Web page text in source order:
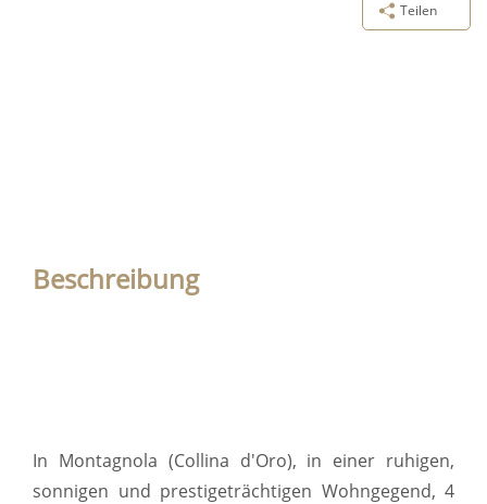
Teilen
Beschreibung
In Montagnola (Collina d'Oro), in einer ruhigen,
sonnigen und prestigeträchtigen Wohngegend, 4